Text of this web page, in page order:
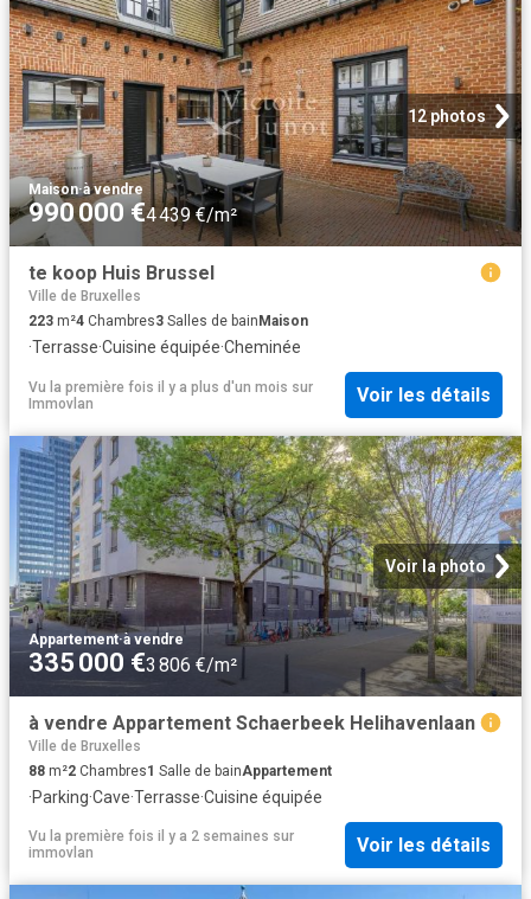
12 photos
Maison·à vendre
990 000 €4 439 €/m²
te koop Huis Brussel
Ville de Bruxelles
223 m²4 Chambres3 Salles de bain Maison
·Terrasse·Cuisine équipée·Cheminée
Vu la première fois il y a plus d'un mois sur
Immovlan
Voir les détails
Voir la photo
Appartement·à vendre
335 000 €3 806 €/m²
à vendre Appartement Schaerbeek Helihavenlaan
Ville de Bruxelles
88 m²2 Chambres1 Salle de bainAppartement
·Parking·Cave·Terrasse·Cuisine équipée
Vu la première fois il y a 2 semaines sur
immovlan
Voir les détails